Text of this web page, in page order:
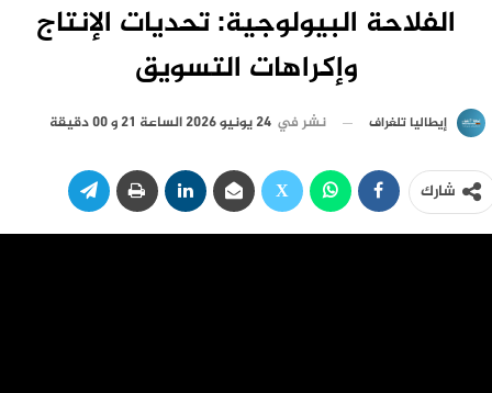
الفلاحة البيولوجية: تحديات الإنتاج
وإكراهات التسويق
إيطاليا تلغراف نشر في 24 يونيو 2026 الساعة 21 و 00 دقيقة
شارك